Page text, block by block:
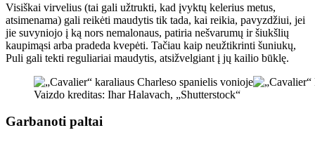
Visiškai virvelius (tai gali užtrukti, kad įvyktų kelerius metus,
atsimenama) gali reikėti maudytis tik tada, kai reikia, pavyzdžiui, jei
jie suvyniojo į ką nors nemalonaus, patiria nešvarumų ir šiukšlių
kaupimąsi arba pradeda kvepėti. Tačiau kaip neužtikrinti šuniukų,
Puli gali tekti reguliariai maudytis, atsižvelgiant į jų kailio būklę.
Vaizdo kreditas: Ihar Halavach, „Shutterstock“
Garbanoti paltai